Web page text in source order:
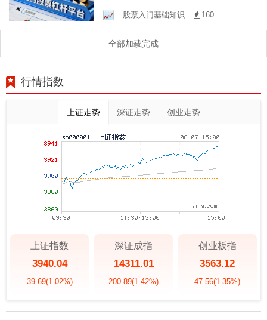
账户在中国资本市场运用炒
股十倍杠杆的
股票入门基础知识 160
全部加载完成
行情指数
上证走势 深证走势 创业走势
上证指数
3940.04
39.69(1.02%)
深证成指
14311.01
200.89(1.42%)
创业板指
3563.12
47.56(1.35%)